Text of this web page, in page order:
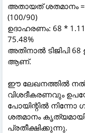
അതായത് ശതമാനം =
(100/90)
ഉദാഹരണം: 68 *
75.48%
അതിനാൽ ടിജിപി
ആണ്.
ഈ ലേഖനത്തിൽ
വിശദീകരണവും
പോയിന്റിൽ
ശതമാനം
പ്രതീക്ഷിക്കുന്നു.